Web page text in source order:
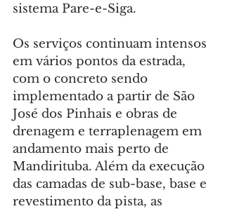
sistema Pare-e-Siga.
Os serviços continuam intensos
em vários pontos da estrada,
com o concreto sendo
implementado a partir de São
José dos Pinhais e obras de
drenagem e terraplenagem em
andamento mais perto de
Mandirituba. Além da execução
das camadas de sub-base, base e
revestimento da pista, as